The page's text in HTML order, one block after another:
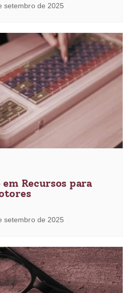
setembro de 2025
Recursos para
setembro de 2025